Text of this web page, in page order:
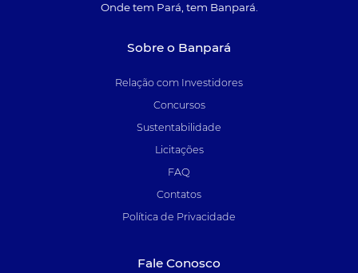
Onde tem Pará, tem Banpará.
Sobre o Banpará
Relação com Investidores
Concursos
Sustentabilidade
Licitações
FAQ
Contatos
Política de Privacidade
Fale Conosco